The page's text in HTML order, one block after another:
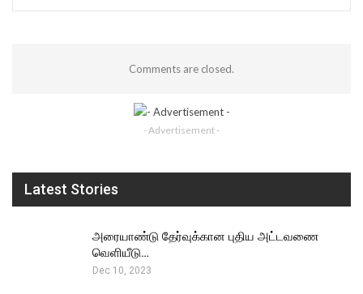
Comments are closed.
- Advertisement -
Latest Stories
அரையாண்டு தேர்வுக்கான புதிய அட்டவணை
வெளியீடு…
Dec 10, 2023